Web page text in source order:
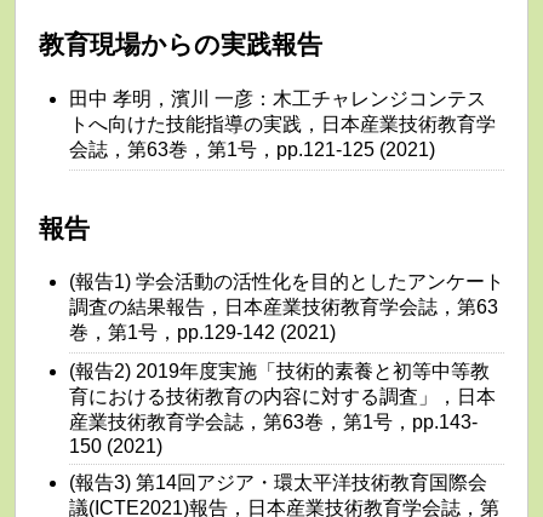
教育現場からの実践報告
田中 孝明，濱川 一彦：木工チャレンジコンテス
トへ向けた技能指導の実践，日本産業技術教育学
会誌，第63巻，第1号，pp.121-125 (2021)
報告
(報告1) 学会活動の活性化を目的としたアンケート
調査の結果報告，日本産業技術教育学会誌，第63
巻，第1号，pp.129-142 (2021)
(報告2) 2019年度実施「技術的素養と初等中等教
育における技術教育の内容に対する調査」，日本
産業技術教育学会誌，第63巻，第1号，pp.143-
150 (2021)
(報告3) 第14回アジア・環太平洋技術教育国際会
議(ICTE2021)報告，日本産業技術教育学会誌，第